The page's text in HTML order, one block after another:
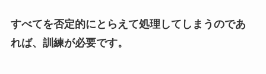
すべてを否定的にとらえて処理してしまうのであ
れば、訓練が必要です。